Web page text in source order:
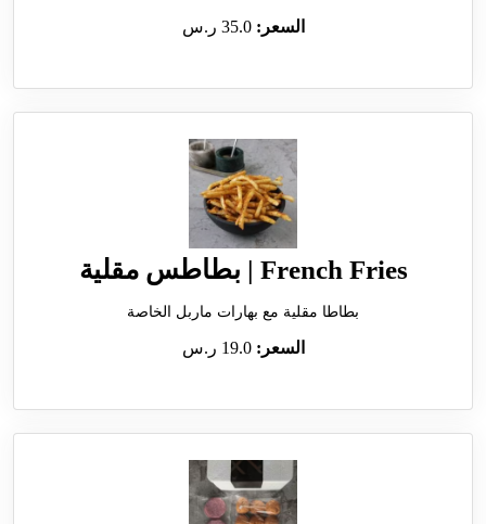
السعر:35.0 ر.س
French Fries | بطاطس مقلية
بطاطا مقلية مع بهارات ماربل الخاصة
السعر:19.0 ر.س